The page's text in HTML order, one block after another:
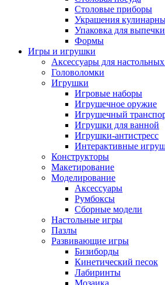
Столовые приборы
Украшения
Упаковка для выпечки
Формы
Игры и игрушки
Аксессуары для
Головоломки
Игрушки
Игровые наборы
Игрушечное оружие
Игрушечный
Игрушки для ванной
Игрушки-антистресс
Интерактивные
Конструкторы
Макетирование
Моделирование
Аксессуары
Румбоксы
Сборные модели
Настольные игры
Пазлы
Развивающие игры
Бизиборды
Кинетический песок
Лабиринты
Мозаика